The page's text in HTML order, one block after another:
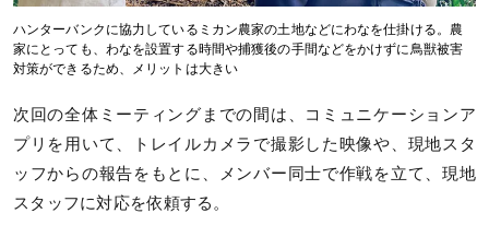
ハンターバンクに協力しているミカン農家の土地などにわなを仕掛ける。農
家にとっても、わなを設置する時間や捕獲後の手間などをかけずに鳥獣被害
対策ができるため、メリットは大きい
次回の全体ミーティングまでの間は、コミュニケーションア
プリを用いて、トレイルカメラで撮影した映像や、現地スタ
ッフからの報告をもとに、メンバー同士で作戦を立て、現地
スタッフに対応を依頼する。